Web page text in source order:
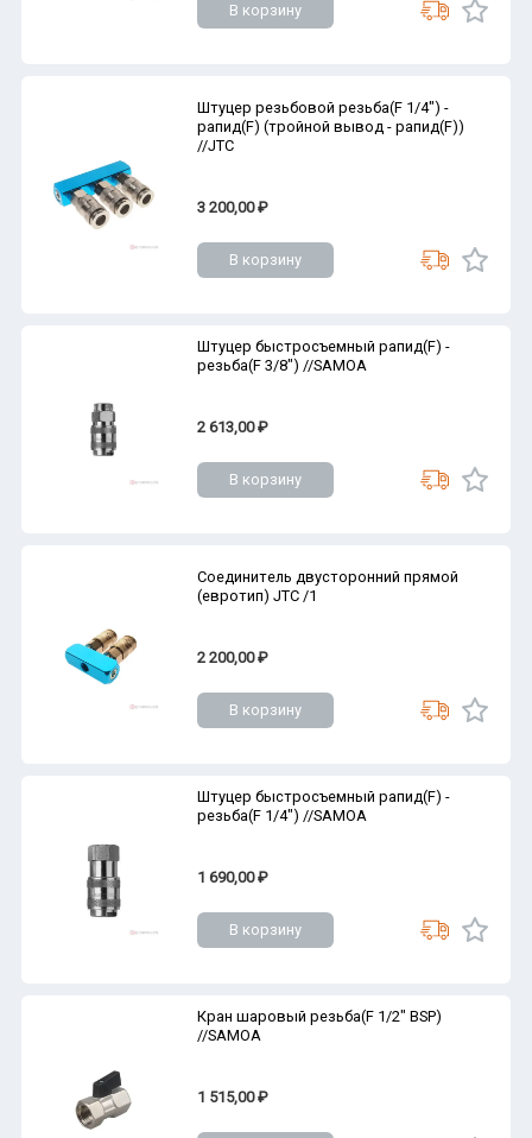
В корзину
Штуцер резьбовой резьба(F 1/4") -
рапид(F) (тройной вывод - рапид(F))
//JTC
3 200,00 ₽
В корзину
Штуцер быстросъемный рапид(F) -
резьба(F 3/8") //SAMOA
2 613,00 ₽
В корзину
Соединитель двусторонний прямой
(евротип) JTC /1
2 200,00 ₽
В корзину
Штуцер быстросъемный рапид(F) -
резьба(F 1/4") //SAMOA
1 690,00 ₽
В корзину
Кран шаровый резьба(F 1/2" BSP)
//SAMOA
1 515,00 ₽